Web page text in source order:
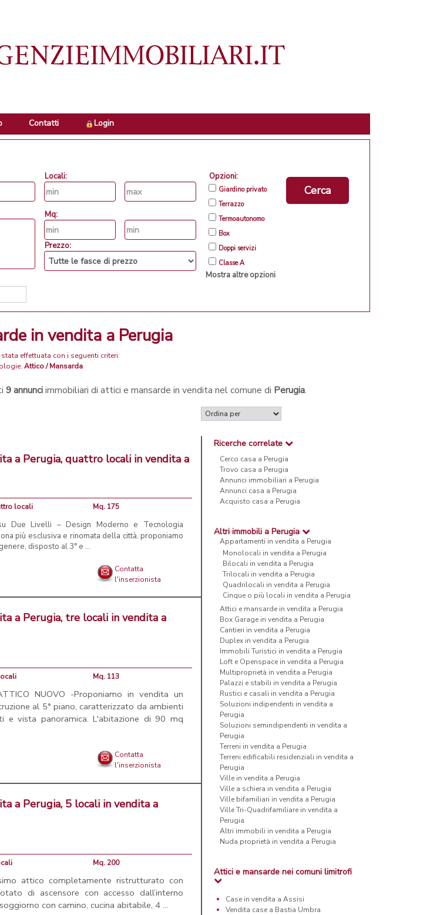
Contatti Login
Locali:
Mq:
Prezzo:
Opzioni:
Giardino privato
Terrazzo
Termoautonomo
Box
Doppi servizi
Classe A
Mostra altre opzioni
Cerca
in vendita a Perugia
stata effettuata con i seguenti criteri:
Attico / Mansarda
9 annunciimmobiliari di attici e mansarde in vendita nel comune di Perugia.
a Perugia, quattro locali in vendita a
locali Mq. 175
Due Livelli – Design Moderno e Tecnologia
più esclusiva e rinomata della città, proponiamo
disposto al 3° e ...
Contatta
l'inserzionista
a Perugia, tre locali in vendita a
Mq. 113
NUOVO -Proponiamo in vendita un
al 5° piano, caratterizzato da ambienti
e vista panoramica. L'abitazione di 90 mq
Contatta
l'inserzionista
a Perugia, 5 locali in vendita a
Mq. 200
attico completamente ristrutturato con
di ascensore con accesso dall’interno
con camino, cucina abitabile, 4 ...
Ricerche correlate
Cerco casa a Perugia
Trovo casa a Perugia
Annunci immobiliari a Perugia
Annunci casa a Perugia
Acquisto casa a Perugia
Altri immobili a Perugia
Appartamenti in vendita a Perugia
Monolocali in vendita a Perugia
Bilocali in vendita a Perugia
Trilocali in vendita a Perugia
Quadrilocali in vendita a Perugia
Cinque o più locali in vendita a Perugia
Attici e mansarde in vendita a Perugia
Box Garage in vendita a Perugia
Cantieri in vendita a Perugia
Duplex in vendita a Perugia
Immobili Turistici in vendita a Perugia
Loft e Openspace in vendita a Perugia
Multiproprietà in vendita a Perugia
Palazzi e stabili in vendita a Perugia
Rustici e casali in vendita a Perugia
Soluzioni indipendenti in vendita a
Perugia
Soluzioni semindipendenti in vendita a
Perugia
Terreni in vendita a Perugia
Terreni edificabili residenziali in vendita a
Perugia
Ville in vendita a Perugia
Ville a schiera in vendita a Perugia
Ville bifamiliari in vendita a Perugia
Ville Tri-Quadrifamiliare in vendita a
Perugia
Altri immobili in vendita a Perugia
Nuda proprietà in vendita a Perugia
Attici e mansarde nei comuni limitrofi
Case in vendita a Assisi
Vendita case a Bastia Umbra